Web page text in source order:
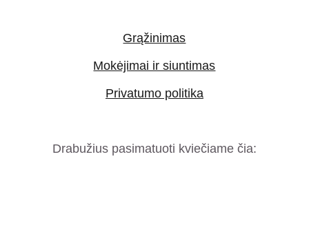
Mokėjimai ir siuntimas
Grąžinimas
Drabužius pasimatuoti kviečiame čia:
Privatumo politika